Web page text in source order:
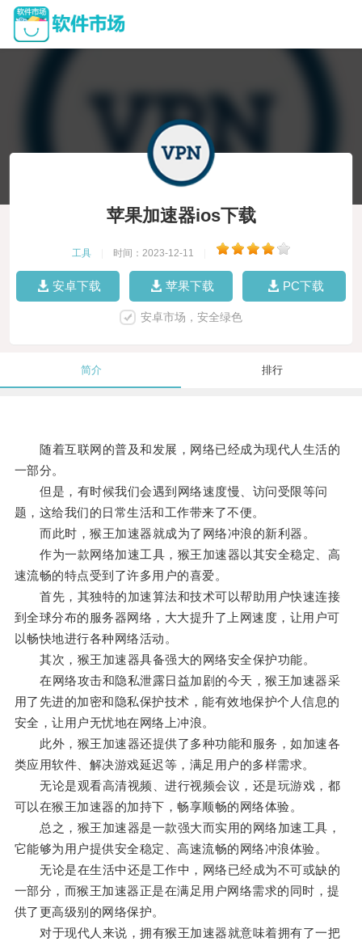
苹果加速器ios下载
工具 时间：2023-12-11
安卓下载 苹果下载 PC下载
安卓市场，安全绿色
简介 排行
随着互联网的普及和发展，网络已经成为现代人生活的
一部分。
但是，有时候我们会遇到网络速度慢、访问受限等问
题，这给我们的日常生活和工作带来了不便。
而此时，猴王加速器就成为了网络冲浪的新利器。
作为一款网络加速工具，猴王加速器以其安全稳定、高
速流畅的特点受到了许多用户的喜爱。
首先，其独特的加速算法和技术可以帮助用户快速连接
到全球分布的服务器网络，大大提升了上网速度，让用户可
以畅快地进行各种网络活动。
其次，猴王加速器具备强大的网络安全保护功能。
在网络攻击和隐私泄露日益加剧的今天，猴王加速器采
用了先进的加密和隐私保护技术，能有效地保护个人信息的
安全，让用户无忧地在网络上冲浪。
此外，猴王加速器还提供了多种功能和服务，如加速各
类应用软件、解决游戏延迟等，满足用户的多样需求。
无论是观看高清视频、进行视频会议，还是玩游戏，都
可以在猴王加速器的加持下，畅享顺畅的网络体验。
总之，猴王加速器是一款强大而实用的网络加速工具，
它能够为用户提供安全稳定、高速流畅的网络冲浪体验。
无论是在生活中还是工作中，网络已经成为不可或缺的
一部分，而猴王加速器正是在满足用户网络需求的同时，提
供了更高级别的网络保护。
对于现代人来说，拥有猴王加速器就意味着拥有了一把